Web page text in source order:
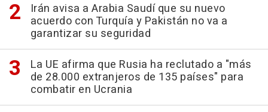
Irán avisa a Arabia Saudí que su nuevo
acuerdo con Turquía y Pakistán no va a
garantizar su seguridad
La UE afirma que Rusia ha reclutado a "más
de 28.000 extranjeros de 135 países" para
combatir en Ucrania